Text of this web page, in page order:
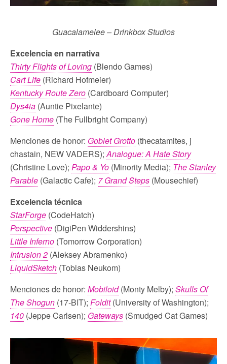
Guacalamelee – Drinkbox Studios
Excelencia en narrativa
Thirty Flights of Loving (Blendo Games)
Cart Life (Richard Hofmeier)
Kentucky Route Zero (Cardboard Computer)
Dys4ia (Auntie Pixelante)
Gone Home (The Fullbright Company)
Menciones de honor: Goblet Grotto (thecatamites, j
chastain, NEW VADERS);Analogue: A Hate Story
(Christine Love); Papo & Yo (Minority Media); The Stanley
Parable (Galactic Cafe); 7 Grand Steps (Mousechief)
Excelencia técnica
StarForge (CodeHatch)
Perspective (DigiPen Widdershins)
Little Inferno (Tomorrow Corporation)
Intrusion 2 (Aleksey Abramenko)
LiquidSketch (Tobias Neukom)
Menciones de honor: Mobiloid(Monty Melby); Skulls Of
The Shogun (17-BIT); Foldit(University of Washington);
140 (Jeppe Carlsen); Gateways (Smudged Cat Games)